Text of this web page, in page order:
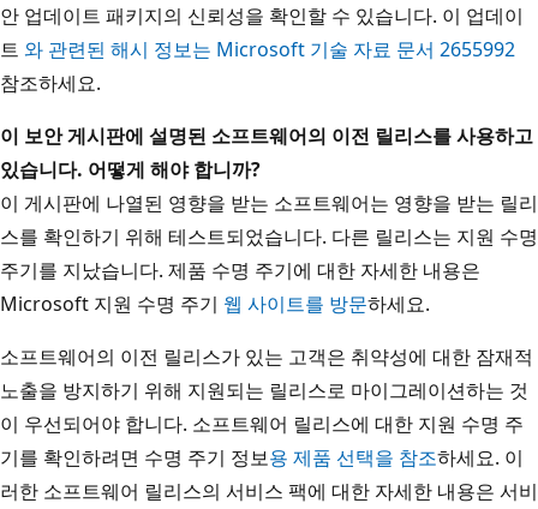
안 업데이트 패키지의 신뢰성을 확인할 수 있습니다. 이 업데이
트 와 관련된 해시 정보는 Microsoft 기술 자료 문서 2655992
참조하세요.
이 보안 게시판에 설명된 소프트웨어의 이전 릴리스를 사용하고
있습니다. 어떻게 해야 합니까?
이 게시판에 나열된 영향을 받는 소프트웨어는 영향을 받는 릴리
스를 확인하기 위해 테스트되었습니다. 다른 릴리스는 지원 수명
주기를 지났습니다. 제품 수명 주기에 대한 자세한 내용은
Microsoft 지원 수명 주기 웹 사이트를 방문하세요.
소프트웨어의 이전 릴리스가 있는 고객은 취약성에 대한 잠재적
노출을 방지하기 위해 지원되는 릴리스로 마이그레이션하는 것
이 우선되어야 합니다. 소프트웨어 릴리스에 대한 지원 수명 주
기를 확인하려면 수명 주기 정보용 제품 선택을 참조하세요. 이
러한 소프트웨어 릴리스의 서비스 팩에 대한 자세한 내용은 서비